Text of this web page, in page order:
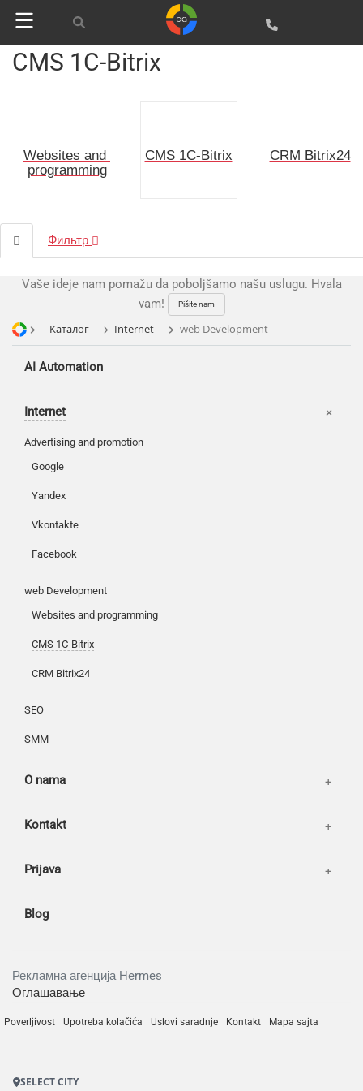
CMS 1C-Bitrix
Websites and
programming
CMS 1C-Bitrix CRM Bitrix24
Фильтр
Vaše ideje nam pomažu da poboljšamo našu uslugu. Hvala
vam!
Pišite nam
Каталог Internet web Development
AI Automation
Internet
Advertising and promotion
Google
Yandex
Vkontakte
Facebook
web Development
Websites and programming
CMS 1C-Bitrix
CRM Bitrix24
SEO
SMM
O nama
Customers
Partners
Reviews
News
Our works
Kontakt
Prijava
Korpa
Moj nalog
Blog
Рекламна агенција Hermes
Оглашавање
Poverljivost Upotreba kolačića Uslovi saradnje Kontakt Mapa sajta
SELECT CITY